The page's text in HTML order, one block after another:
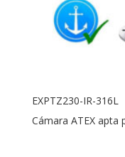
EXPTZ230-IR-316L
Cámara ATEX apta